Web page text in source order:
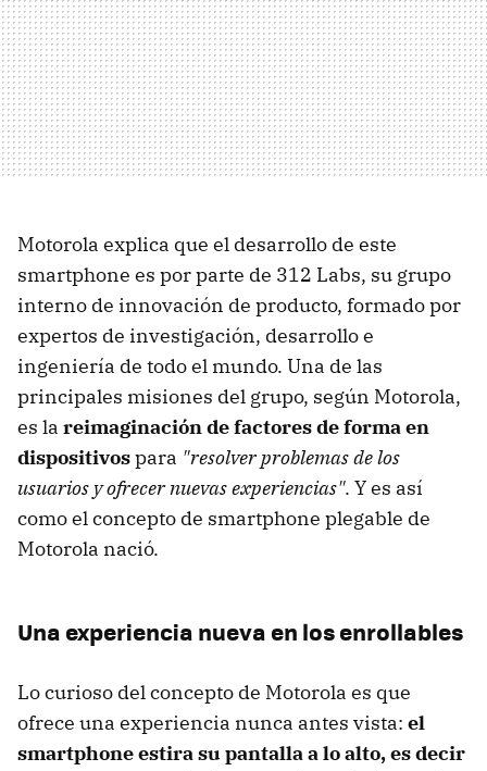
Motorola explica que el desarrollo de este
smartphone es por parte de 312 Labs, su grupo
interno de innovación de producto, formado por
expertos de investigación, desarrollo e
ingeniería de todo el mundo. Una de las
principales misiones del grupo, según Motorola,
es la reimaginación de factores de forma en
dispositivospara "resolver problemas de los
usuarios y ofrecer nuevas experiencias". Y es así
como el concepto de smartphone plegable de
Motorola nació.
Una experiencia nueva en los enrollables
Lo curioso del concepto de Motorola es que
ofrece una experiencia nunca antes vista: el
smartphone estira su pantalla a lo alto, es decir